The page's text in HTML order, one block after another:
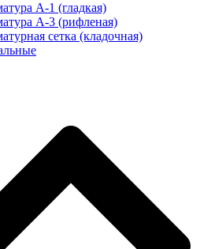
А-1 (гладкая)
А-3 (рифленая)
сетка (кладочная)